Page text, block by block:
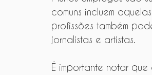
comuns incluem
profissões também
jornalistas e artistas.
É importante notar